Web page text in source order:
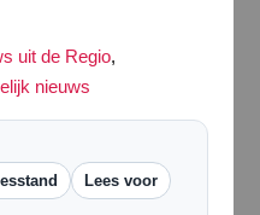
uit de Regio,
nieuws
Lees voor